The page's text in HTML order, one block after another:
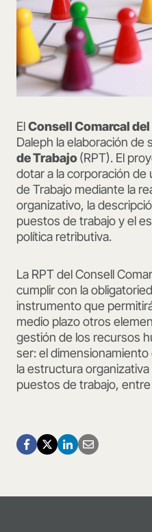
ElConsell Comarcal
Daleph la elaboración de
de Trabajo(RPT). El
dotar a la corporación de
de Trabajo mediante la
organizativo, la
puestos de trabajo y el
política retributiva.
La RPT del Consell
cumplir con la
instrumento que
medio plazo otros
gestión de los recursos
ser: el
la estructura
puestos de trabajo,